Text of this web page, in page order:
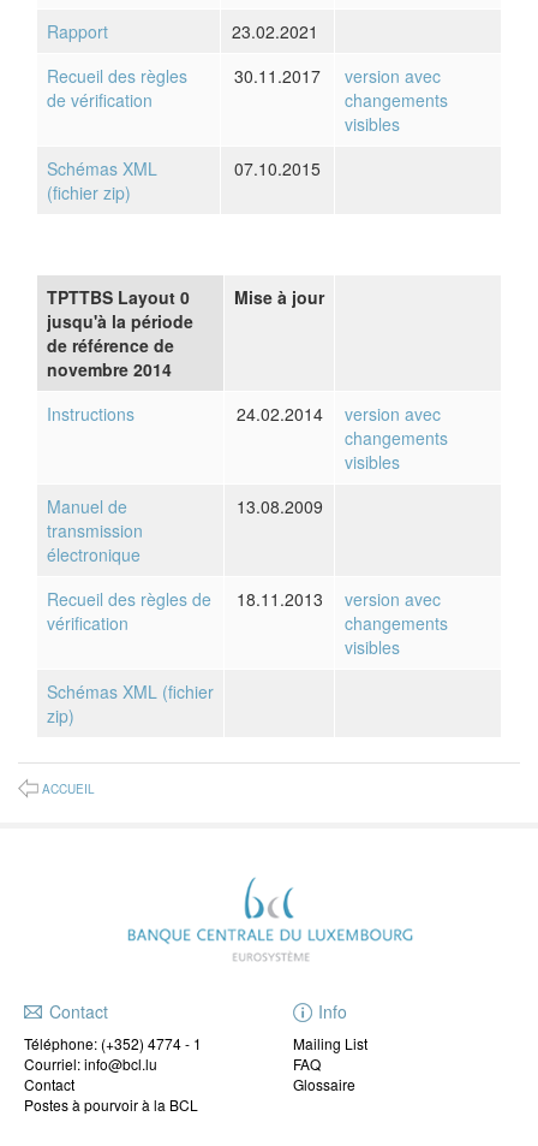
Rapport
23.02.2021
Recueil des règles
de vérification
30.11.2017
version avec
changements
visibles
Schémas XML
(fichier zip)
07.10.2015
TPTTBS Layout 0
jusqu'à la période
de référence de
novembre 2014
Mise à jour
Instructions 24.02.2014
version avec
changements
visibles
Manuel de
transmission
électronique
13.08.2009
Recueil des règles de
vérification
18.11.2013
version avec
changements
visibles
Schémas XML (fichier
zip)
ACCUEIL
Contact
Téléphone: (+352) 4774 - 1
Courriel: info@bcl.lu
Contact
Postes à pourvoir à la BCL
Info
Mailing List
FAQ
Glossaire